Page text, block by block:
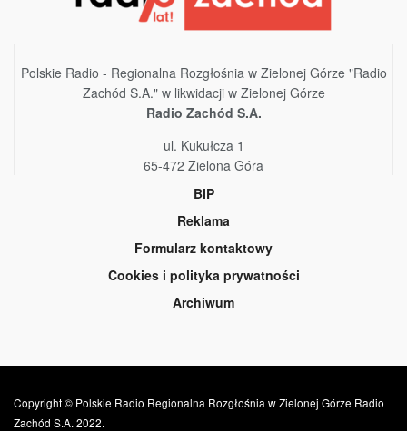
Polskie Radio - Regionalna Rozgłośnia w Zielonej Górze "Radio
Zachód S.A." w likwidacji w Zielonej Górze
Radio Zachód S.A.
ul. Kukułcza 1
65-472 Zielona Góra
BIP
Reklama
Formularz kontaktowy
Cookies i polityka prywatności
Archiwum
Copyright © Polskie Radio Regionalna Rozgłośnia w Zielonej Górze Radio
Zachód S.A. 2022.